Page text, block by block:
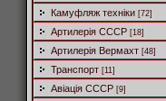
Камуфляж техніки [72]
Артилерія СССР [18]
Артилерія Вермахт [48]
Транспорт [11]
Авіація СССР [9]